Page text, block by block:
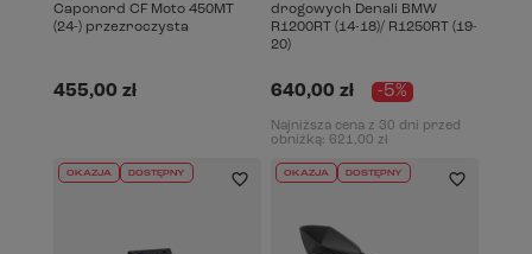
Caponord CF Moto 450MT
(24-) przezroczysta
455,00 zł
drogowych Denali BMW
R1200RT (14-18)/ R1250RT (19-
20)
640,00 zł -5%
Najniższa cena z 30 dni przed
obniżką: 621,00 zł
OKAZJA DOSTĘPNY OKAZJA DOSTĘPNY